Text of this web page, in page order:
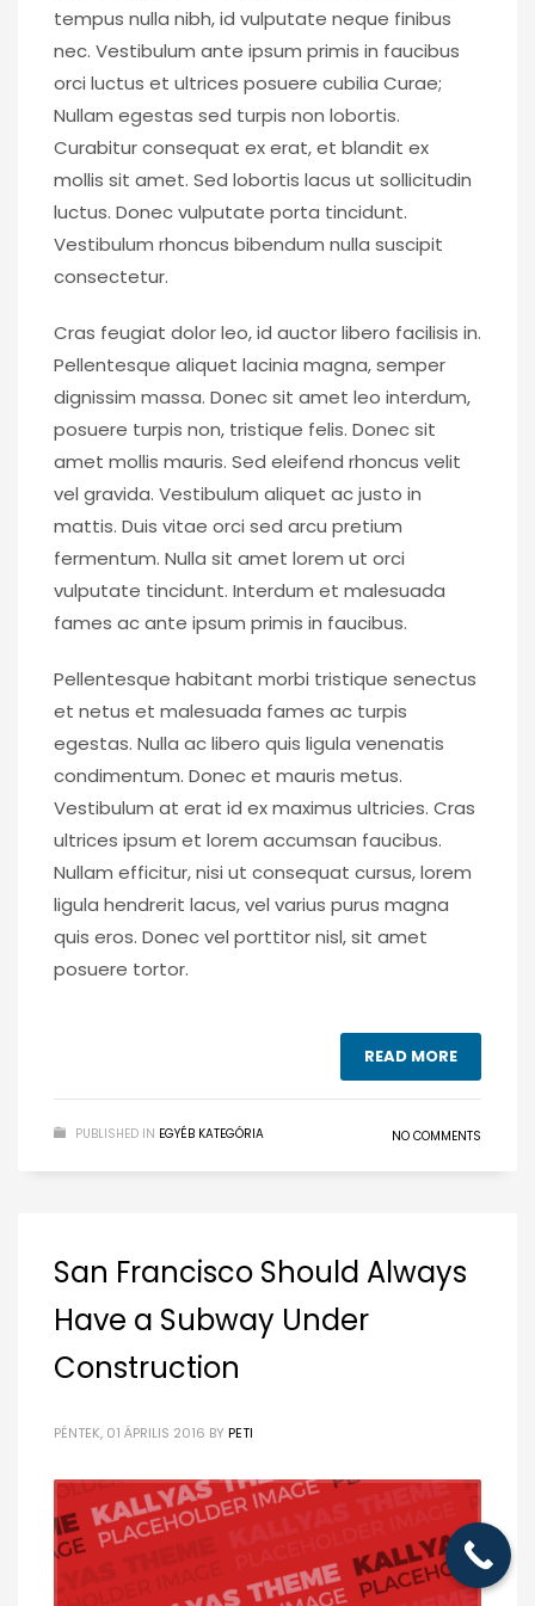
tempus nulla nibh, id vulputate neque finibus
nec. Vestibulum ante ipsum primis in faucibus
orci luctus et ultrices posuere cubilia Curae;
Nullam egestas sed turpis non lobortis.
Curabitur consequat ex erat, et blandit ex
mollis sit amet. Sed lobortis lacus ut sollicitudin
luctus. Donec vulputate porta tincidunt.
Vestibulum rhoncus bibendum nulla suscipit
consectetur.
Cras feugiat dolor leo, id auctor libero facilisis in.
Pellentesque aliquet lacinia magna, semper
dignissim massa. Donec sit amet leo interdum,
posuere turpis non, tristique felis. Donec sit
amet mollis mauris. Sed eleifend rhoncus velit
vel gravida. Vestibulum aliquet ac justo in
mattis. Duis vitae orci sed arcu pretium
fermentum. Nulla sit amet lorem ut orci
vulputate tincidunt. Interdum et malesuada
fames ac ante ipsum primis in faucibus.
Pellentesque habitant morbi tristique senectus
et netus et malesuada fames ac turpis
egestas. Nulla ac libero quis ligula venenatis
condimentum. Donec et mauris metus.
Vestibulum at erat id ex maximus ultricies. Cras
ultrices ipsum et lorem accumsan faucibus.
Nullam efficitur, nisi ut consequat cursus, lorem
ligula hendrerit lacus, vel varius purus magna
quis eros. Donec vel porttitor nisl, sit amet
posuere tortor.
READ MORE
PUBLISHED IN EGYÉB KATEGÓRIA NO COMMENTS
San Francisco Should Always
Have a Subway Under
Construction
PÉNTEK, 01 ÁPRILIS 2016 BY PETI